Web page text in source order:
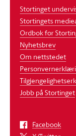
Stortinget
Stortingets
Ordbok for
Nyhetsbrev
Om nettstedet
Jobb på Stortinget
Facebook